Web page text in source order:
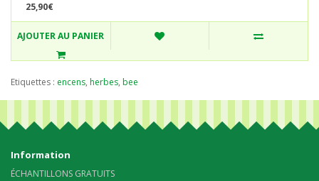
25,90€
AJOUTER AU PANIER
Etiquettes : encens, herbes, bee
Information
ÉCHANTILLONS GRATUITS